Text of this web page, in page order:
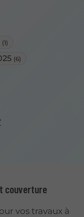
(1)
(6)
couverture
vos travaux à